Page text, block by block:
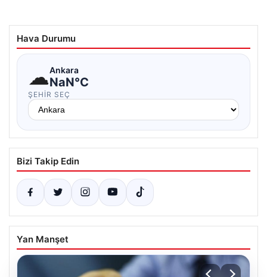
Hava Durumu
☁Ankara
NaN°C
ŞEHIR SEÇ
Bizi Takip Edin
Yan Manşet